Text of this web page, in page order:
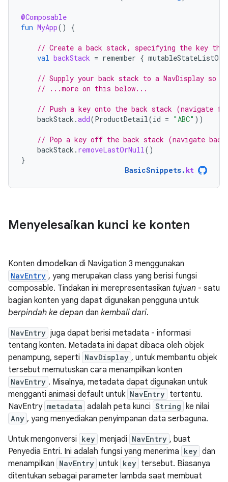
@Composable
fun MyApp() {
// Create a back stack, specifying the key
val backStack = remember {
// Supply your back stack to a NavDisplay so
// ...more on this below...
// Push a key onto the back stack (navigate
backStack .add(ProductDetail(id = "ABC" ))
// Pop a key off the back stack (navigate
backStack . removeLastOrNull()
}
BasicSnippets. kt
Menyelesaikan kunci ke konten
Konten dimodelkan di Navigation 3 menggunakan
NavEntry , yang merupakan class yang berisi fungsi
composable. Tindakan ini merepresentasikan tujuan - satu
bagian konten yang dapat digunakan pengguna untuk
berpindah ke depan dan kembali dari.
NavEntry juga dapat berisi metadata - informasi
tentang konten. Metadata ini dapat dibaca oleh objek
penampung, seperti NavDisplay , untuk membantu objek
tersebut memutuskan cara menampilkan konten
NavEntry . Misalnya, metadata dapat digunakan untuk
mengganti animasi default untuk NavEntry tertentu.
NavEntry metadata adalah peta kunci String ke nilai
Any , yang menyediakan penyimpanan data serbaguna.
Untuk mengonversi key menjadi NavEntry , buat
Penyedia Entri. Ini adalah fungsi yang menerima key dan
menampilkan NavEntry untuk key tersebut. Biasanya
ditentukan sebagai parameter lambda saat membuat